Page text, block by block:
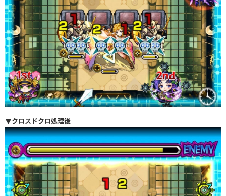
▼クロスドクロ処理後